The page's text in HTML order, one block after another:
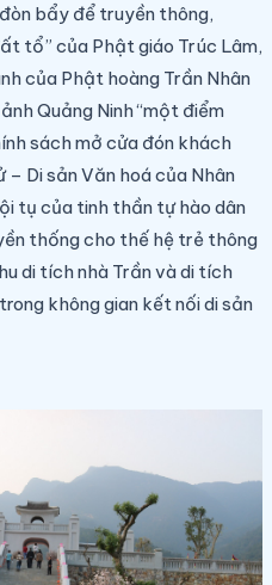
bẩy để truyền thông,
tổ” của Phật giáo Trúc Lâm,
của Phật hoàng Trần Nhân
Quảng Ninh “một điểm
sách mở cửa đón khách
– Di sản Văn hoá của Nhân
tụ của tinh thần tự hào dân
thống cho thế hệ trẻ thông
di tích nhà Trần và di tích
không gian kết nối di sản